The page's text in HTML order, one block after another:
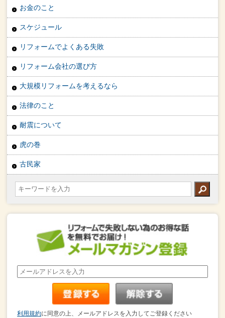
お金のこと
スケジュール
リフォームでよくある失敗
リフォーム会社の選び方
大規模リフォームを考えるなら
法律のこと
耐震について
虎の巻
古民家
利用規約に同意の上、メールアドレスを入力してご登録ください